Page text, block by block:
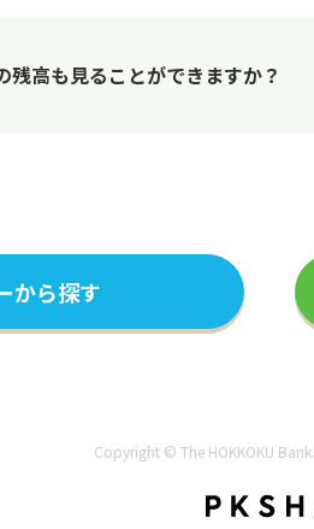
高も見ることができますか？
から探す
Copyright © The HOKKOKU